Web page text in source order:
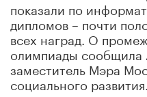
показали по
дипломов – почти
всех наград. О
олимпиады сообщила
заместитель Мэра
социального развития.